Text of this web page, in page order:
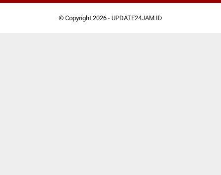
© Copyright 2026 - UPDATE24JAM.ID